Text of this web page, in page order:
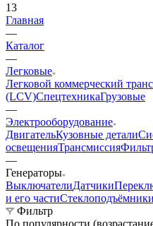
13
Главная
—
Каталог
—
Легковые
Легковой коммерческий
(LCV)СпецтехникаГрузовые
—
Электрооборудование
ДвигательКузовные детали
освещенияТрансмиссия
—
Генераторы
ВыключателиДатчики
и его части
Фильтр
По популярности